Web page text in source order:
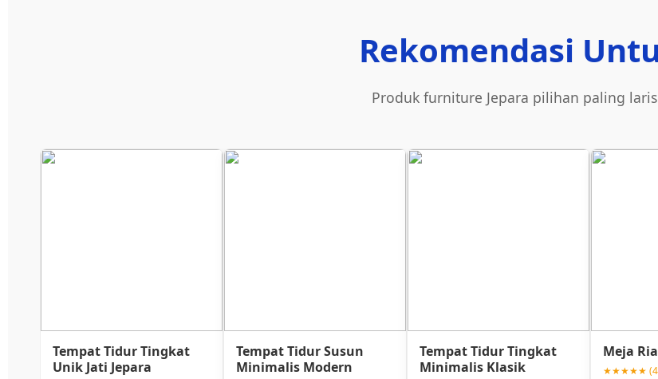
Rekomendasi
Produk furniture Jepara pilihan paling
Tempat Tidur Tingkat
Unik Jati Jepara
Tempat Tidur Susun
Minimalis Modern
Tempat Tidur Tingkat
Minimalis Klasik
Meja
★★★★★